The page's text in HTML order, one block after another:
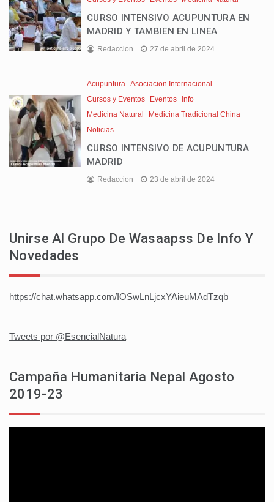
CURSO INTENSIVO ACUPUNTURA EN
MADRID Y TAMBIEN EN LINEA
Redaccion 27 de abril de 2024
Acupuntura
Asociacion Internacional
Cursos y Eventos
Eventos info
Medicina Natural
Medicina Tradicional China
Noticias
CURSO INTENSIVO DE ACUPUNTURA
MADRID
Redaccion 23 de abril de 2024
Unirse Al Grupo De Wasaapss De Info Y
Novedades
https://chat.whatsapp.com/IOSwLnLjcxYAieuMAdTzqb
Tweets por @EsencialNatura
Campaña Humanitaria Nepal Agosto
2019-23